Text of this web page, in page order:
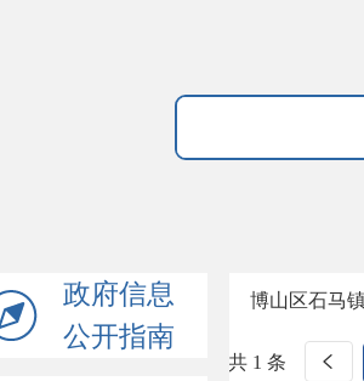
政府信息
公开指南
博山区石马
共 1 条